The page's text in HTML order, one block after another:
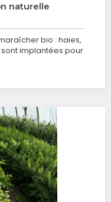
naturelle
bio : haies,
implantées pour